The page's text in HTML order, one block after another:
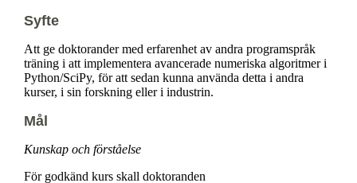
Syfte
Att ge doktorander med erfarenhet av andra programspråk
träning i att implementera avancerade numeriska algoritmer i
Python/SciPy, för att sedan kunna använda detta i andra
kurser, i sin forskning eller i industrin.
Mål
Kunskap och förståelse
För godkänd kurs skall doktoranden